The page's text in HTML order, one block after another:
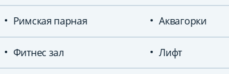
Римская парная Аквагорки
Фитнес зал Лифт